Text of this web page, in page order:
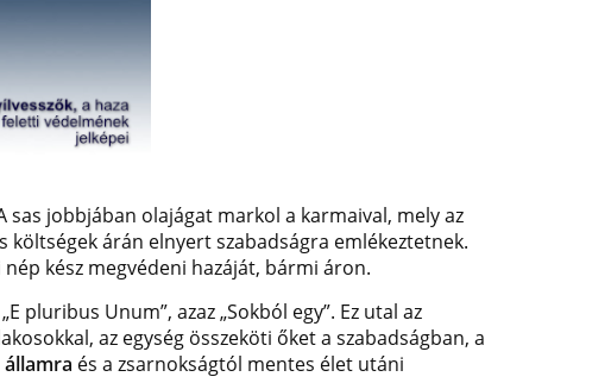
sas jobbjában olajágat markol a karmaival, mely az
költségek árán elnyert szabadságra emlékeztetnek.
kész megvédeni hazáját, bármi áron.
Unum”, azaz „Sokból egy”. Ez utal az
az egység összeköti őket a szabadságban, a
államra és a zsarnokságtól mentes élet utáni